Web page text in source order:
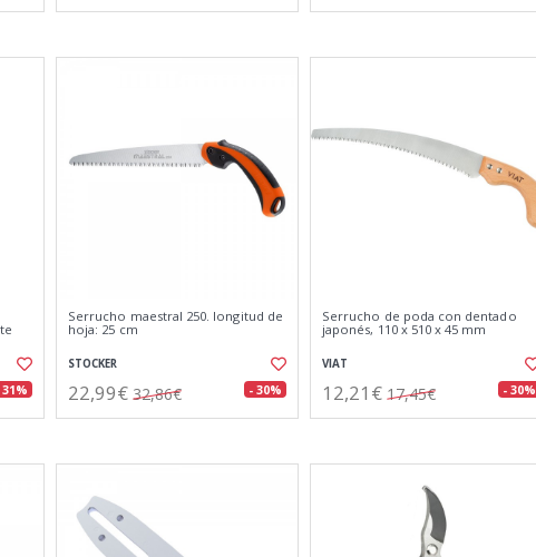
31%
Serrucho maestral 250. longitud de
hoja: 25 cm
STOCKER
22,99€ 32,86€ - 30%
Serrucho de poda con dentado
japonés, 110 x 510 x 45 mm
VIAT
12,21€ 17,45€ - 30%